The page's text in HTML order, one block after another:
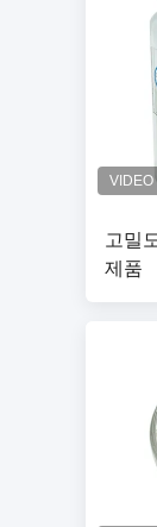
고밀
제품